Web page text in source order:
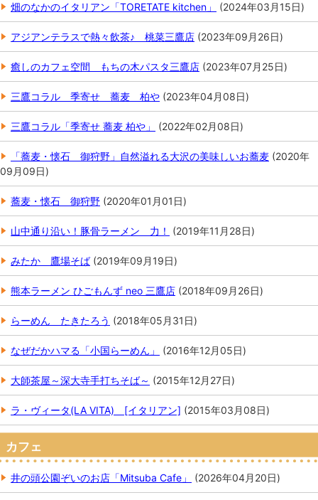
畑のなかのイタリアン「TORETATE kitchen」 (2024年03月15日)
アジアンテラスで熱々飲茶♪ 桃菜三鷹店 (2023年09月26日)
癒しのカフェ空間 もちの木パスタ三鷹店 (2023年07月25日)
三鷹コラル 季寄せ 蕎麦 柏や (2023年04月08日)
三鷹コラル「季寄せ 蕎麦 柏や」 (2022年02月08日)
「蕎麦・懐石 御狩野」自然溢れる大沢の美味しいお蕎麦 (2020年
09月09日)
蕎麦・懐石 御狩野 (2020年01月01日)
山中通り沿い！豚骨ラーメン 力！ (2019年11月28日)
みたか 鷹場そば(2019年09月19日)
熊本ラーメン ひごもんず neo 三鷹店 (2018年09月26日)
らーめん たきたろう (2018年05月31日)
なぜだかハマる「小国らーめん」 (2016年12月05日)
大師茶屋～深大寺手打ちそば～ (2015年12月27日)
ラ・ヴィータ(LA VITA) [イタリアン] (2015年03月08日)
カフェ
井の頭公園ぞいのお店「Mitsuba Cafe」 (2026年04月20日)